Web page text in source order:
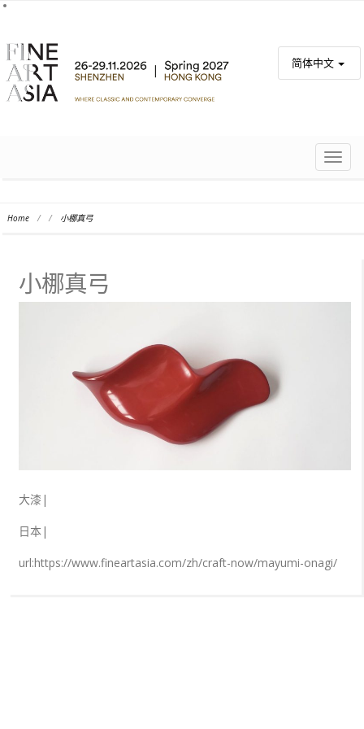
简体中文
Home / / 小梛真弓
小梛真弓
大漆|
日本|
url:https://www.fineartasia.com/zh/craft-now/mayumi-onagi/